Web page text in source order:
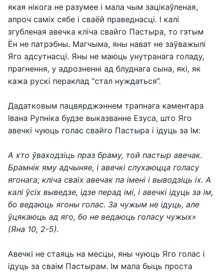
якая нікога не разумее і мала чым зацікаўленая,
апроч саміх сябе і сваёй праведнасці. І калі
згубленая авечка кліча свайго Пастыра, то гэтым
Ён не патрэбны. Магчыма, яны нават не заўважылі
Яго адсутнасці. Яны не маюць унутранага голаду,
прагнення, у адрозненні ад блуднага сына, які, як
кажа рускі пераклад “стал нуждаться”.
Дадатковым пацвярджэннем трапнага каментара
Івана Рупніка будзе выказванне Езуса, што Яго
авечкі чуюць голас свайго Пастыра і ідуць за Ім:
А хто ўваходзіць праз браму, той пастыр авечак.
Брамнік яму адчыняе, і авечкі слухаюцца голасу
ягонага; кліча сваіх авечак па імені і выводзіць іх. А
калі ўсіх выведзе, ідзе перад імі, і авечкі ідуць за ім,
бо ведаюць ягоны голас. За чужым не ідуць, але
ўцякаюць ад яго, бо не ведаюць голасу чужых»
(Яна 10, 2-5).
Авечкі не стаяць на месцы, яны чуюць Яго голас і
ідуць за сваім Пастырам. Ім мала быць проста